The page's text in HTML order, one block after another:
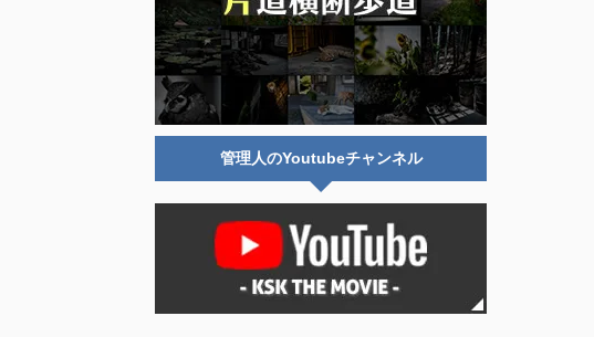
管理人のYoutubeチャンネル